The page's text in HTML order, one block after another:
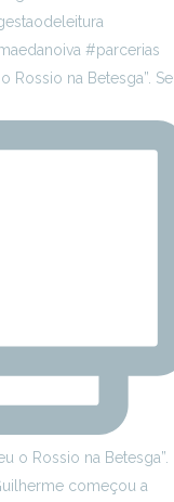
Rossio na Betesga”. Se